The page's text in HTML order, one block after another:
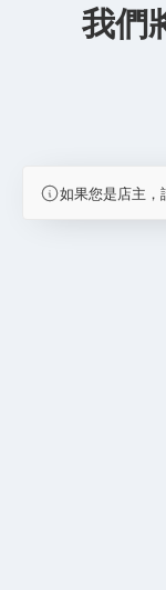
我們
如果您是店主，